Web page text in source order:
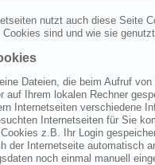
nutzt auch diese Seite
sind und wie sie
Dateien, die beim Aufruf
auf Ihrem lokalen Rechner
Internetseiten verschiedene
Internetseiten für Sie
z.B. Ihr Login
der Internetseite automatisch
noch einmal manuell